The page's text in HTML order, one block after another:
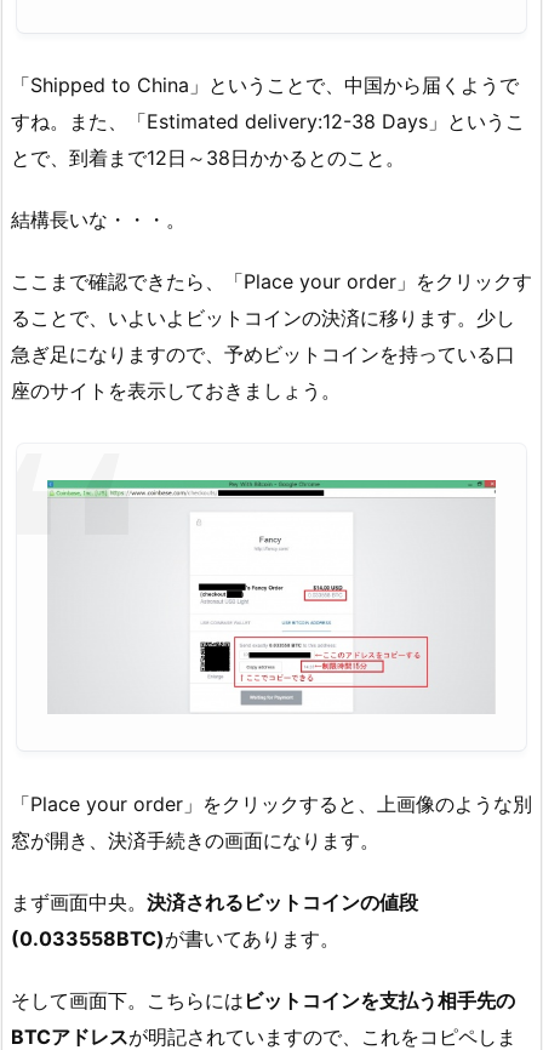
「Shipped to China」ということで、中国から届くようで
すね。また、「Estimated delivery:12-38 Days」というこ
とで、到着まで12日～38日かかるとのこと。
結構長いな・・・。
ここまで確認できたら、「Place your order」をクリックす
ることで、いよいよビットコインの決済に移ります。少し
急ぎ足になりますので、予めビットコインを持っている口
座のサイトを表示しておきましょう。
「Place your order」をクリックすると、上画像のような別
窓が開き、決済手続きの画面になります。
まず画面中央。 決済されるビットコインの値段
(0.033558BTC)が書いてあります。
そして画面下。こちらには ビットコインを支払う相手先の
BTCアドレスが明記されていますので、これをコピペしま